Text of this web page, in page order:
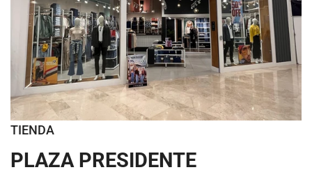
TIENDA
PLAZA PRESIDENTE